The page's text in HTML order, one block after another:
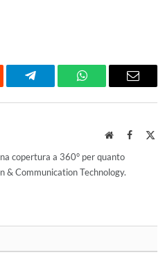
Telegram WhatsAppEmail
WebsiteFacebook
copertura a 360° per quanto
& Communication Technology.